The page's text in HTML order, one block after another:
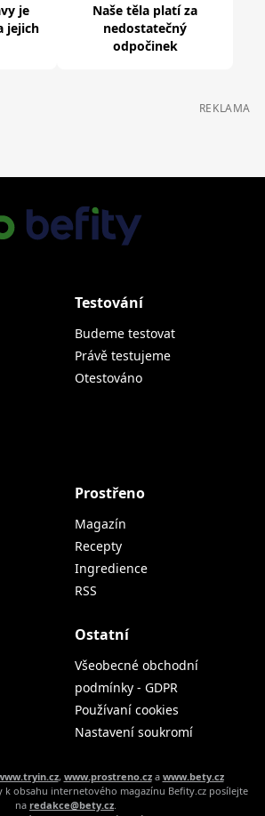
je
jejich
Naše těla platí za
nedostatečný
odpočinek
REKLAMA
Testování
Budeme testovat
Právě testujeme
Otestováno
Prostřeno
Magazín
Recepty
Ingredience
RSS
Ostatní
Všeobecné obchodní
podmínky - GDPR
Používaní cookies
Nastavení soukromí
, www.prostreno.cza www.bety.cz
k obsahu internetového magazínu Befity.cz posílejte
na redakce@bety.cz